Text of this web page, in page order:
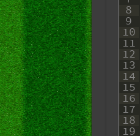
8
9
10
11
12
13
14
15
16
17
18
19